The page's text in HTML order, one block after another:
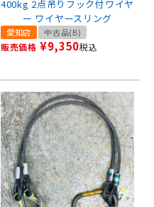
400kg 2点吊りフック付ワイヤ
ー ワイヤースリング
愛知店 中古品(B)
販売価格 ¥9,350税込